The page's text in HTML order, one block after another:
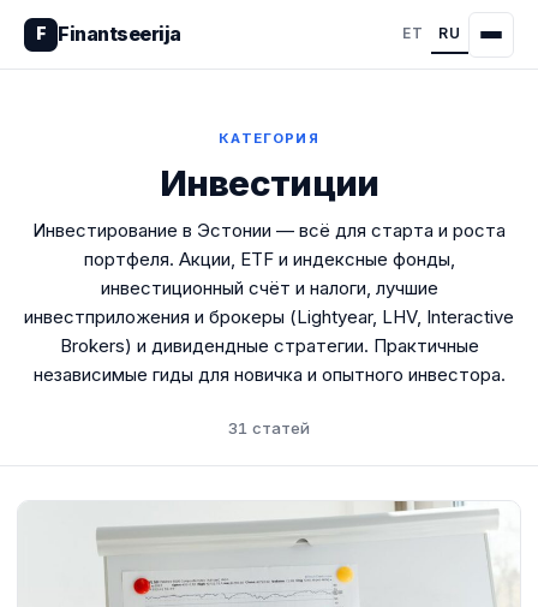
F Finantseerija ET RU
КАТЕГОРИЯ
Инвестиции
Инвестирование в Эстонии — всё для старта и роста
портфеля. Акции, ETF и индексные фонды,
инвестиционный счёт и налоги, лучшие
инвестприложения и брокеры (Lightyear, LHV, Interactive
Brokers) и дивидендные стратегии. Практичные
независимые гиды для новичка и опытного инвестора.
31 статей